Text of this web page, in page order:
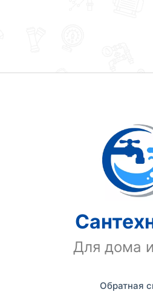
Для дома
Обратная